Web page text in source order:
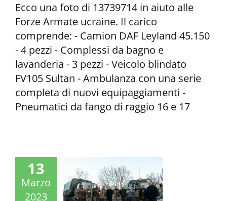
Ecco una foto di 13739714 in aiuto alle
Forze Armate ucraine. Il carico
comprende: - Camion DAF Leyland 45.150
- 4 pezzi - Complessi da bagno e
lavanderia - 3 pezzi - Veicolo blindato
FV105 Sultan - Ambulanza con una serie
completa di nuovi equipaggiamenti -
Pneumatici da fango di raggio 16 e 17
13
Marzo
2023